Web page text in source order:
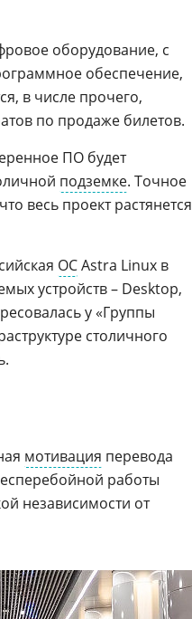
оборудование, с
обеспечение,
в числе прочего,
по продаже билетов.
ПО будет
подземке. Точное
весь проект растянется
ОСAstra Linux в
устройств – Desktop,
у «Группы
столичного
мотивация перевода
работы
независимости от